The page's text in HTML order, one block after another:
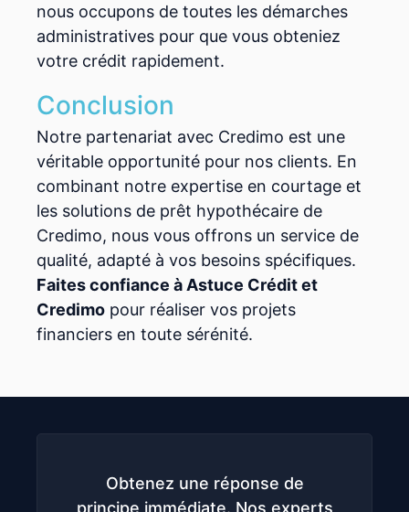
nous occupons de toutes les démarches
administratives pour que vous obteniez
votre crédit rapidement.
Conclusion
Notre partenariat avec Credimo est une
véritable opportunité pour nos clients. En
combinant notre expertise en courtage et
les solutions de prêt hypothécaire de
Credimo, nous vous offrons un service de
qualité, adapté à vos besoins spécifiques.
Faites confiance à Astuce Crédit et
Credimo pour réaliser vos projets
financiers en toute sérénité.
Obtenez une réponse de
principe immédiate. Nos experts